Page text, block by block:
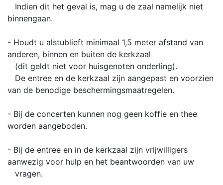
Indien dit het geval is, mag u de zaal namelijk niet
binnengaan.
- Houdt u alstublieft minimaal 1,5 meter afstand van
anderen, binnen en buiten de kerkzaal
(dit geldt niet voor huisgenoten onderling).
De entree en de kerkzaal zijn aangepast en voorzien
van de benodige beschermingsmaatregelen.
- Bij de concerten kunnen nog geen koffie en thee
worden aangeboden.
- Bij de entree en in de kerkzaal zijn vrijwilligers
aanwezig voor hulp en het beantwoorden van uw
vragen.